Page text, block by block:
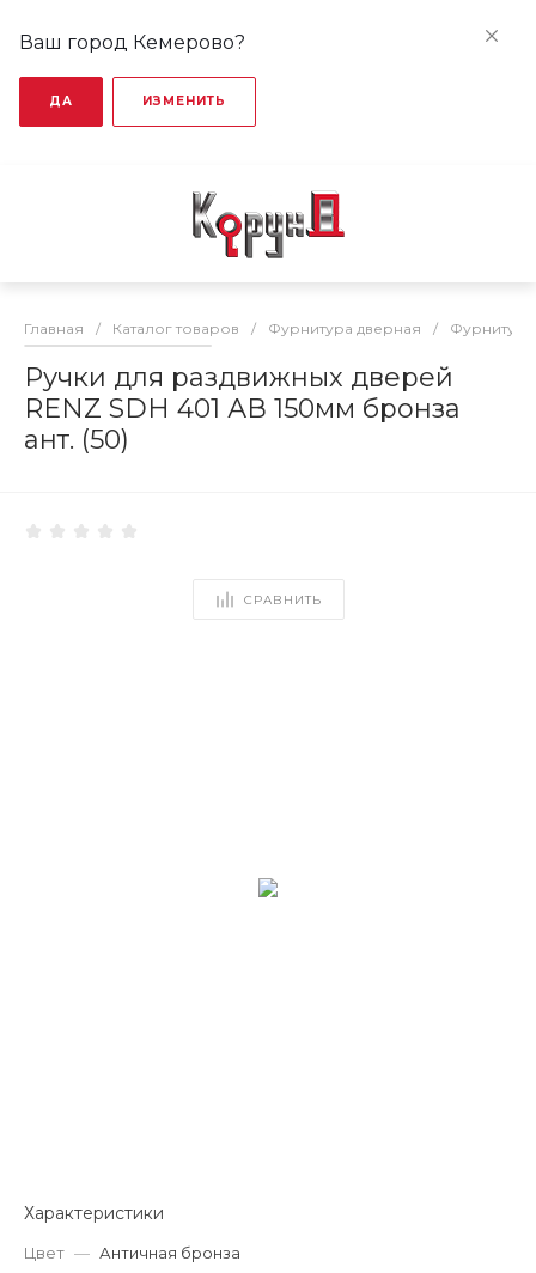
Ваш город Кемерово?
ДА ИЗМЕНИТЬ
Главная / Каталог товаров / Фурнитура дверная /
Ручки для раздвижных дверей
RENZ SDH 401 АВ 150мм бронза
ант. (50)
СРАВНИТЬ
Характеристики
Цвет — Античная бронза